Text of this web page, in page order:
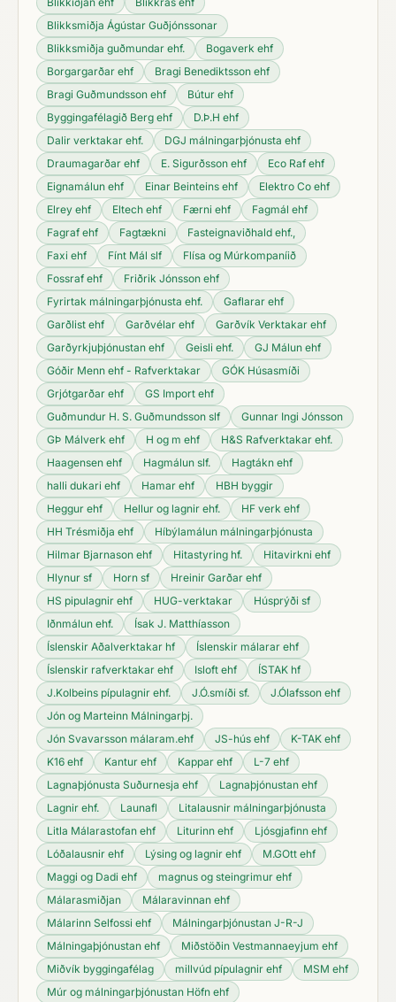
Blikksmiðja Ágústar Guðjónssonar
Blikksmiðja guðmundar ehf.
Bogaverk ehf
Borgargarðar ehf
Bragi Benediktsson ehf
Bragi Guðmundsson ehf
Bútur ehf
Byggingafélagið Berg ehf
D.Þ.H ehf
Dalir verktakar ehf.
DGJ málningarþjónusta ehf
Draumagarðar ehf
E. Sigurðsson ehf
Eco Raf ehf
Eignamálun ehf
Einar Beinteins ehf
Elektro Co ehf
Elrey ehf
Eltech ehf Færni ehf
Fagmál ehf
Fagraf ehf
Fagtækni
Fasteignaviðhald ehf.,
Faxi ehf
Fínt Mál slf
Flísa og Múrkompaníið
Fossraf ehf
Friðrik Jónsson ehf
Fyrirtak málningarþjónusta ehf.
Gaflarar ehf
Garðlist ehf
Garðvélar ehf
Garðvík Verktakar ehf
Garðyrkjuþjónustan ehf
Geisli ehf.
GJ Málun ehf
Góðir Menn ehf - Rafverktakar
GÓK Húsasmíði
Grjótgarðar ehf
GS Import ehf
Guðmundur H. S. Guðmundsson slf
Gunnar Ingi Jónsson
GÞ Málverk ehf
H og m ehf
H&S Rafverktakar ehf.
Haagensen ehf
Hagmálun slf.
Hagtákn ehf
halli dukari ehf
Hamar ehf
HBH byggir
Heggur ehf
Hellur og lagnir ehf.
HF verk ehf
HH Trésmiðja ehf
Híbýlamálun málningarþjónusta
Hilmar Bjarnason ehf
Hitastyring hf.
Hitavirkni ehf
Hlynur sf
Horn sf
Hreinir Garðar ehf
HS pipulagnir ehf
HUG-verktakar
Húsprýði sf
Iðnmálun ehf.
Ísak J. Matthíasson
Íslenskir Aðalverktakar hf
Íslenskir málarar ehf
Íslenskir rafverktakar ehf
Isloft ehf
ÍSTAK hf
J.Kolbeins pípulagnir ehf.
J.Ó.smíði sf.
J.Ólafsson ehf
Jón og Marteinn Málningarþj.
Jón Svavarsson málaram.ehf
JS-hús ehf
K-TAK ehf
K16 ehf
Kantur ehf Kappar ehf
L-7 ehf
Lagnaþjónusta Suðurnesja ehf
Lagnaþjónustan ehf
Lagnir ehf.
Launafl
Litalausnir málningarþjónusta
Litla Málarastofan ehf
Liturinn ehf
Ljósgjafinn ehf
Lóðalausnir ehf
Lýsing og lagnir ehf
M.GOtt ehf
Maggi og Dadi ehf
magnus og steingrimur ehf
Málarasmiðjan
Málaravinnan ehf
Málarinn Selfossi ehf
Málningarþjónustan J-R-J
Málningaþjónustan ehf
Miðstöðin Vestmannaeyjum ehf
Miðvík byggingafélag
millvúd pípulagnir ehf
MSM ehf
Múr og málningarþjónustan Höfn ehf